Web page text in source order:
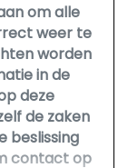
om alle
weer te
worden
in de
deze
de zaken
beslissing
contact op